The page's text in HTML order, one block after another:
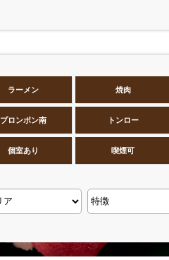
ラーメン 焼肉
プロンポン南 トンロー
個室あり 喫煙可